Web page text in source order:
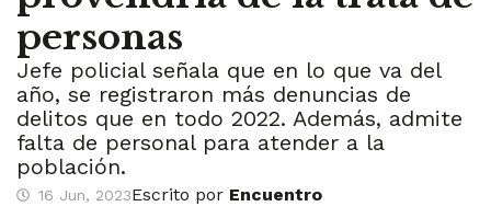
personas
Jefe policial señala que en lo que va del
año, se registraron más denuncias de
delitos que en todo 2022. Además, admite
falta de personal para atender a la
población.
16 Jun, 2023Escrito por Encuentro